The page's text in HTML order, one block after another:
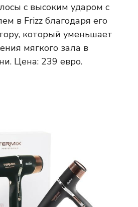
с высоким ударом с
в Frizz благодаря его
который уменьшает
мягкого зала в
Цена: 239 евро.